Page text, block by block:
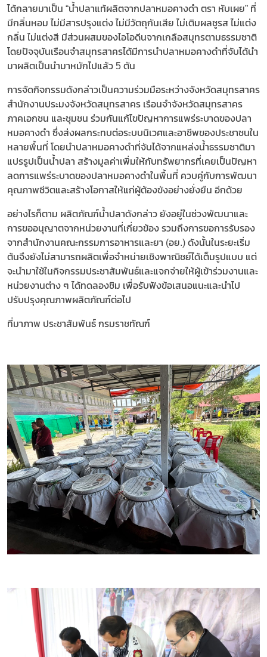
ได้กลายมาเป็น “น้ำปลาแท้ผลิตจากปลาหมอคางดำ ตรา หับเผย” ที่
มีกลิ่นหอม ไม่มีสารปรุงแต่ง ไม่มีวัตถุกันเสีย ไม่เติมผลชูรส ไม่แต่ง
กลิ่น ไม่แต่งสี มีส่วนผสมของไอโอดีนจากเกลือสมุทรตามธรรมชาติ
โดยปัจจุบันเรือนจำสมุทรสาครได้มีการนำปลาหมอคางดำที่จับได้นำ
มาผลิตเป็นนำมาหมักไปแล้ว 5 ตัน
การจัดกิจกรรมดังกล่าวเป็นความร่วมมือระหว่างจังหวัดสมุทรสาคร
สำนักงานประมงจังหวัดสมุทรสาคร เรือนจำจังหวัดสมุทรสาคร
ภาคเอกชน และชุมชน ร่วมกันแก้ไขปัญหาการแพร่ระบาดของปลา
หมอคางดำ ซึ่งส่งผลกระทบต่อระบบนิเวศและอาชีพของประชาชนใน
หลายพื้นที่ โดยนำปลาหมอคางดำที่จับได้จากแหล่งน้ำธรรมชาติมา
แปรรูปเป็นน้ำปลา สร้างมูลค่าเพิ่มให้กับทรัพยากรที่เคยเป็นปัญหา
ลดการแพร่ระบาดของปลาหมอคางดำในพื้นที่ ควบคู่กับการพัฒนา
คุณภาพชีวิตและสร้างโอกาสให้แก่ผู้ต้องขังอย่างยั่งยืน อีกด้วย
อย่างไรก็ตาม ผลิตภัณฑ์น้ำปลาดังกล่าว ยังอยู่ในช่วงพัฒนาและ
การขออนุญาตจากหน่วยงานที่เกี่ยวข้อง รวมถึงการขอการรับรอง
จากสำนักงานคณะกรรมการอาหารและยา (อย.) ดังนั้นในระยะเริ่ม
ต้นจึงยังไม่สามารถผลิตเพื่อจำหน่ายเชิงพาณิชย์ได้เต็มรูปแบบ แต่
จะนำมาใช้ในกิจกรรมประชาสัมพันธ์และแจกจ่ายให้ผู้เข้าร่วมงานและ
หน่วยงานต่าง ๆ ได้ทดลองชิม เพื่อรับฟังข้อเสนอแนะและนำไป
ปรับปรุงคุณภาพผลิตภัณฑ์ต่อไป
ที่มาภาพ ประชาสัมพันธ์ กรมราชทัณฑ์